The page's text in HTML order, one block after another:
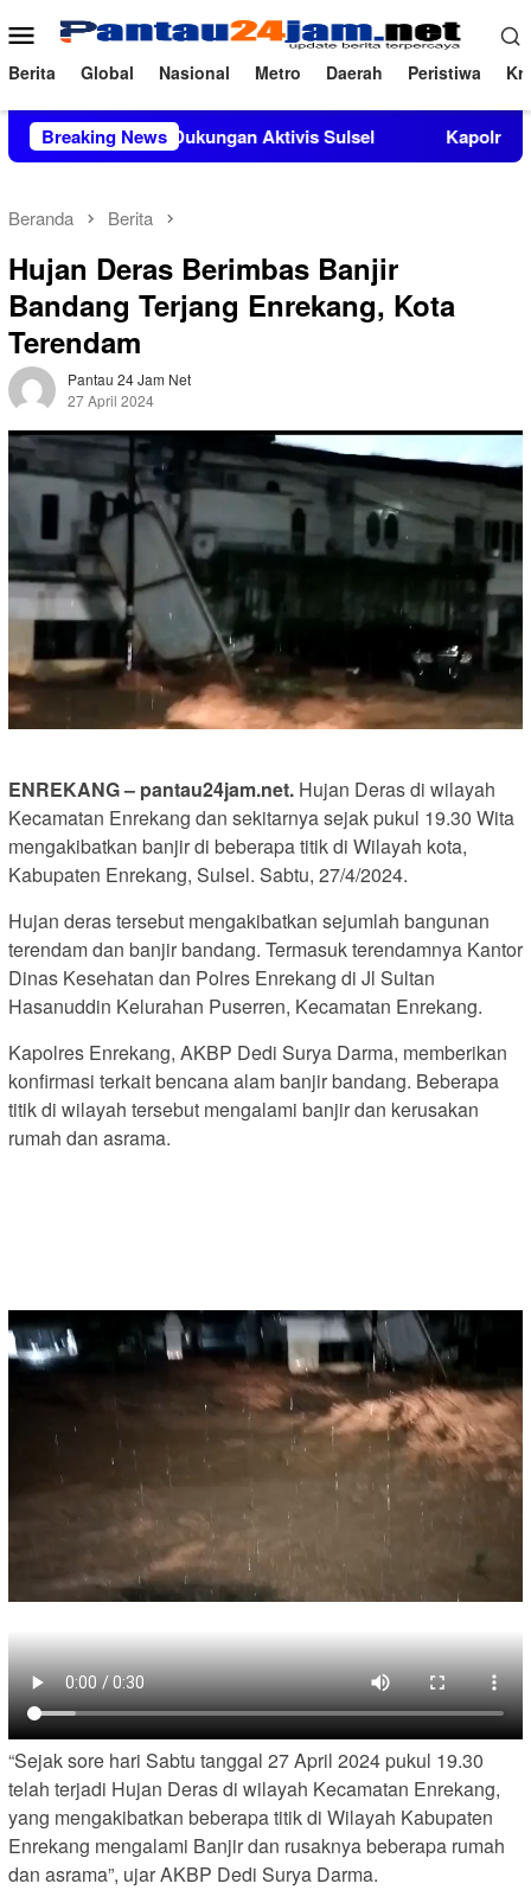
ke
konten
Menu
Mobile
Berita Global Nasional Metro Daerah Peristiwa
Breaking News
Dukungan Aktivis Sulsel Kapolres Polewali Mandar
Beranda Berita
Hujan Deras Berimbas Banjir
Bandang Terjang Enrekang, Kota
Terendam
Pantau 24 Jam Net
27 April 2024
ENREKANG – pantau24jam.net. Hujan Deras di wilayah
Kecamatan Enrekang dan sekitarnya sejak pukul 19.30 Wita
mengakibatkan banjir di beberapa titik di Wilayah kota,
Kabupaten Enrekang, Sulsel. Sabtu, 27/4/2024.
Hujan deras tersebut mengakibatkan sejumlah bangunan
terendam dan banjir bandang. Termasuk terendamnya Kantor
Dinas Kesehatan dan Polres Enrekang di Jl Sultan
Hasanuddin Kelurahan Puserren, Kecamatan Enrekang.
Kapolres Enrekang, AKBP Dedi Surya Darma, memberikan
konfirmasi terkait bencana alam banjir bandang. Beberapa
titik di wilayah tersebut mengalami banjir dan kerusakan
rumah dan asrama.
“Sejak sore hari Sabtu tanggal 27 April 2024 pukul 19.30
telah terjadi Hujan Deras di wilayah Kecamatan Enrekang,
yang mengakibatkan beberapa titik di Wilayah Kabupaten
Enrekang mengalami Banjir dan rusaknya beberapa rumah
dan asrama”, ujar AKBP Dedi Surya Darma.